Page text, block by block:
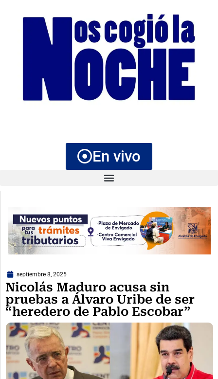
En vivo
septiembre 8, 2025
Nicolás Maduro acusa sin
pruebas a Álvaro Uribe de ser
“heredero de Pablo Escobar”